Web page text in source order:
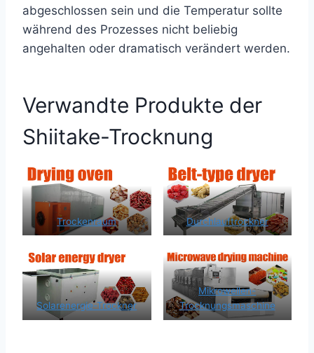
abgeschlossen sein und die Temperatur sollte
während des Prozesses nicht beliebig
angehalten oder dramatisch verändert werden.
Verwandte Produkte der
Shiitake-Trocknung
Trockenraum Durchlauftrockner
Solarenergie-Trockner
Mikrowellen-
Trocknungsmaschine